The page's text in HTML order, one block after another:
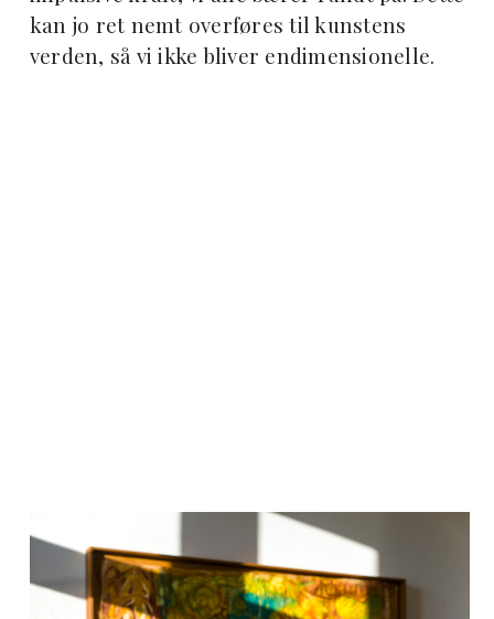
kan jo ret nemt overføres til kunstens
verden, så vi ikke bliver endimensionelle.